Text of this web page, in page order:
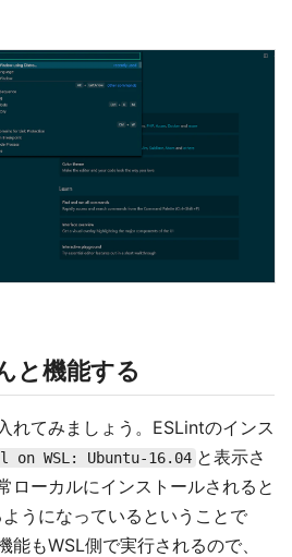
と機能する
れてみましょう。ESLintのインス
WSL: Ubuntu-16.04 と表示さ
ローカルにインストールされると
うになっているということで
能もWSL側で実行されるので、